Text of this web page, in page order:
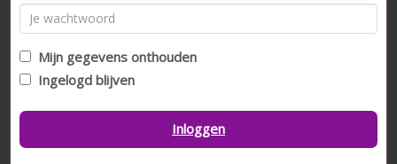
Mijn gegevens onthouden
Ingelogd blijven
Inloggen